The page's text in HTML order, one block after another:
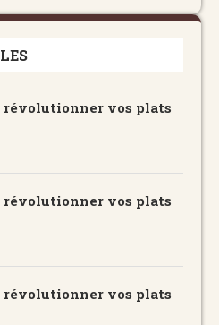
révolutionner vos plats
révolutionner vos plats
révolutionner vos plats